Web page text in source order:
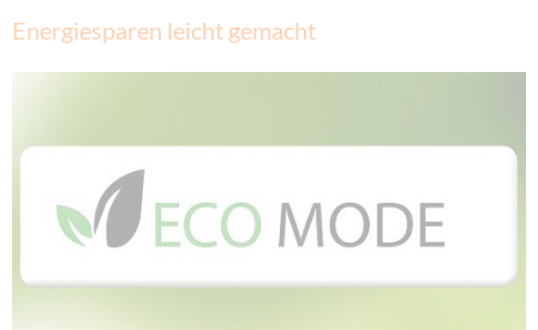
Energiesparen leicht gemacht